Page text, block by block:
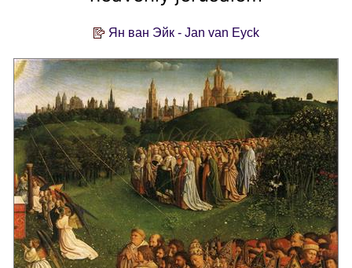
Ян ван Эйк - Jan van Eyck